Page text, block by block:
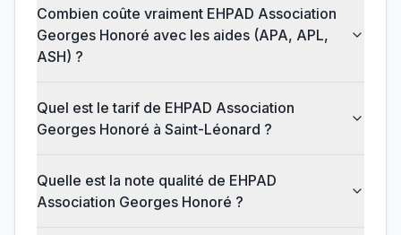
Combien coûte vraiment EHPAD Association
Georges Honoré avec les aides (APA, APL,
ASH) ?
Quel est le tarif de EHPAD Association
Georges Honoré à Saint-Léonard ?
Quelle est la note qualité de EHPAD
Association Georges Honoré ?